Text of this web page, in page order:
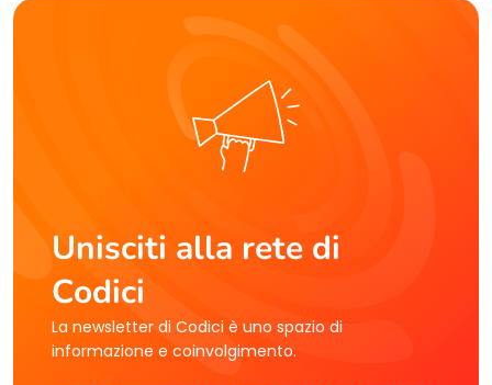
Unisciti alla rete di
Codici
La newsletter di Codici è uno spazio di
informazione e coinvolgimento.